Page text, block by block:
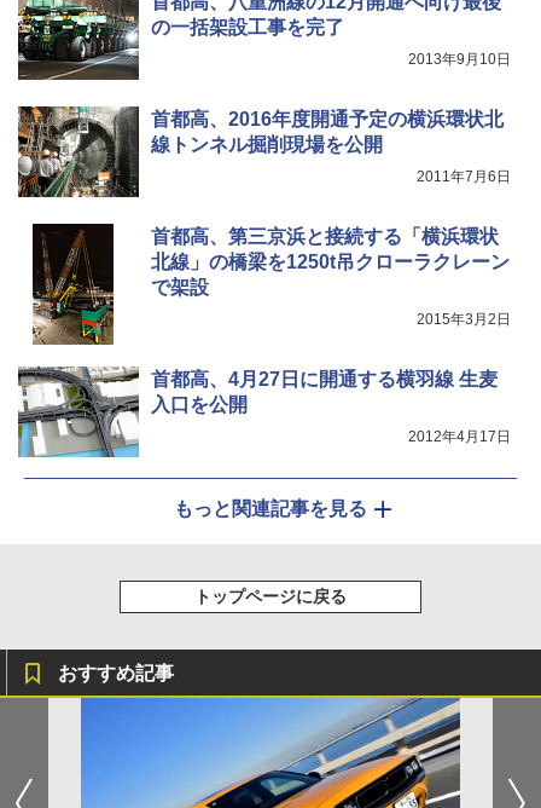
の一括架設工事を完了
2013年9月10日
首都高、2016年度開通予定の横浜環状北
線トンネル掘削現場を公開
2011年7月6日
首都高、第三京浜と接続する「横浜環状
北線」の橋梁を1250t吊クローラクレーン
で架設
2015年3月2日
首都高、4月27日に開通する横羽線 生麦
入口を公開
2012年4月17日
もっと関連記事を見る
トップページに戻る
おすすめ記事